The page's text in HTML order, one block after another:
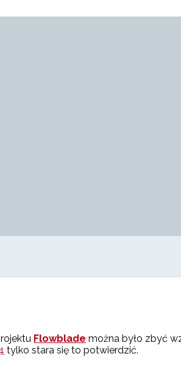
Flowblade można było zbyć
tylko stara się to potwierdzić.